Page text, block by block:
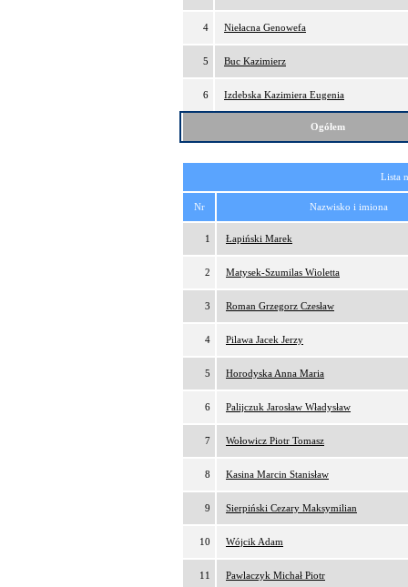
4 Niełacna Genowefa
5 Buc Kazimierz
6 Izdebska Kazimiera Eugenia
Ogółem
Lista
Nr Nazwisko i imiona
1 Łapiński Marek
2 Matysek-Szumilas Wioletta
3 Roman Grzegorz Czesław
4 Pilawa Jacek Jerzy
5 Horodyska Anna Maria
6 Palijczuk Jarosław Władysław
7 Wołowicz Piotr Tomasz
8 Kasina Marcin Stanisław
9 Sierpiński Cezary Maksymilian
10 Wójcik Adam
11 Pawlaczyk Michał Piotr